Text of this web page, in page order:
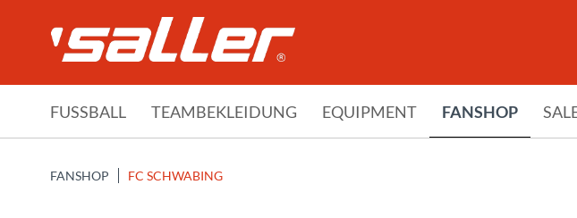
FUSSBALL TEAMBEKLEIDUNG EQUIPMENT FANSHOP
FANSHOP FC SCHWABING